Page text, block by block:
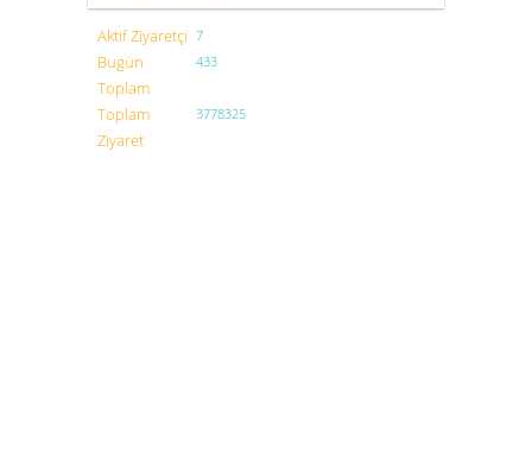
Aktif Ziyaretçi 7
Bugün
Toplam
433
Toplam
Ziyaret
3778325